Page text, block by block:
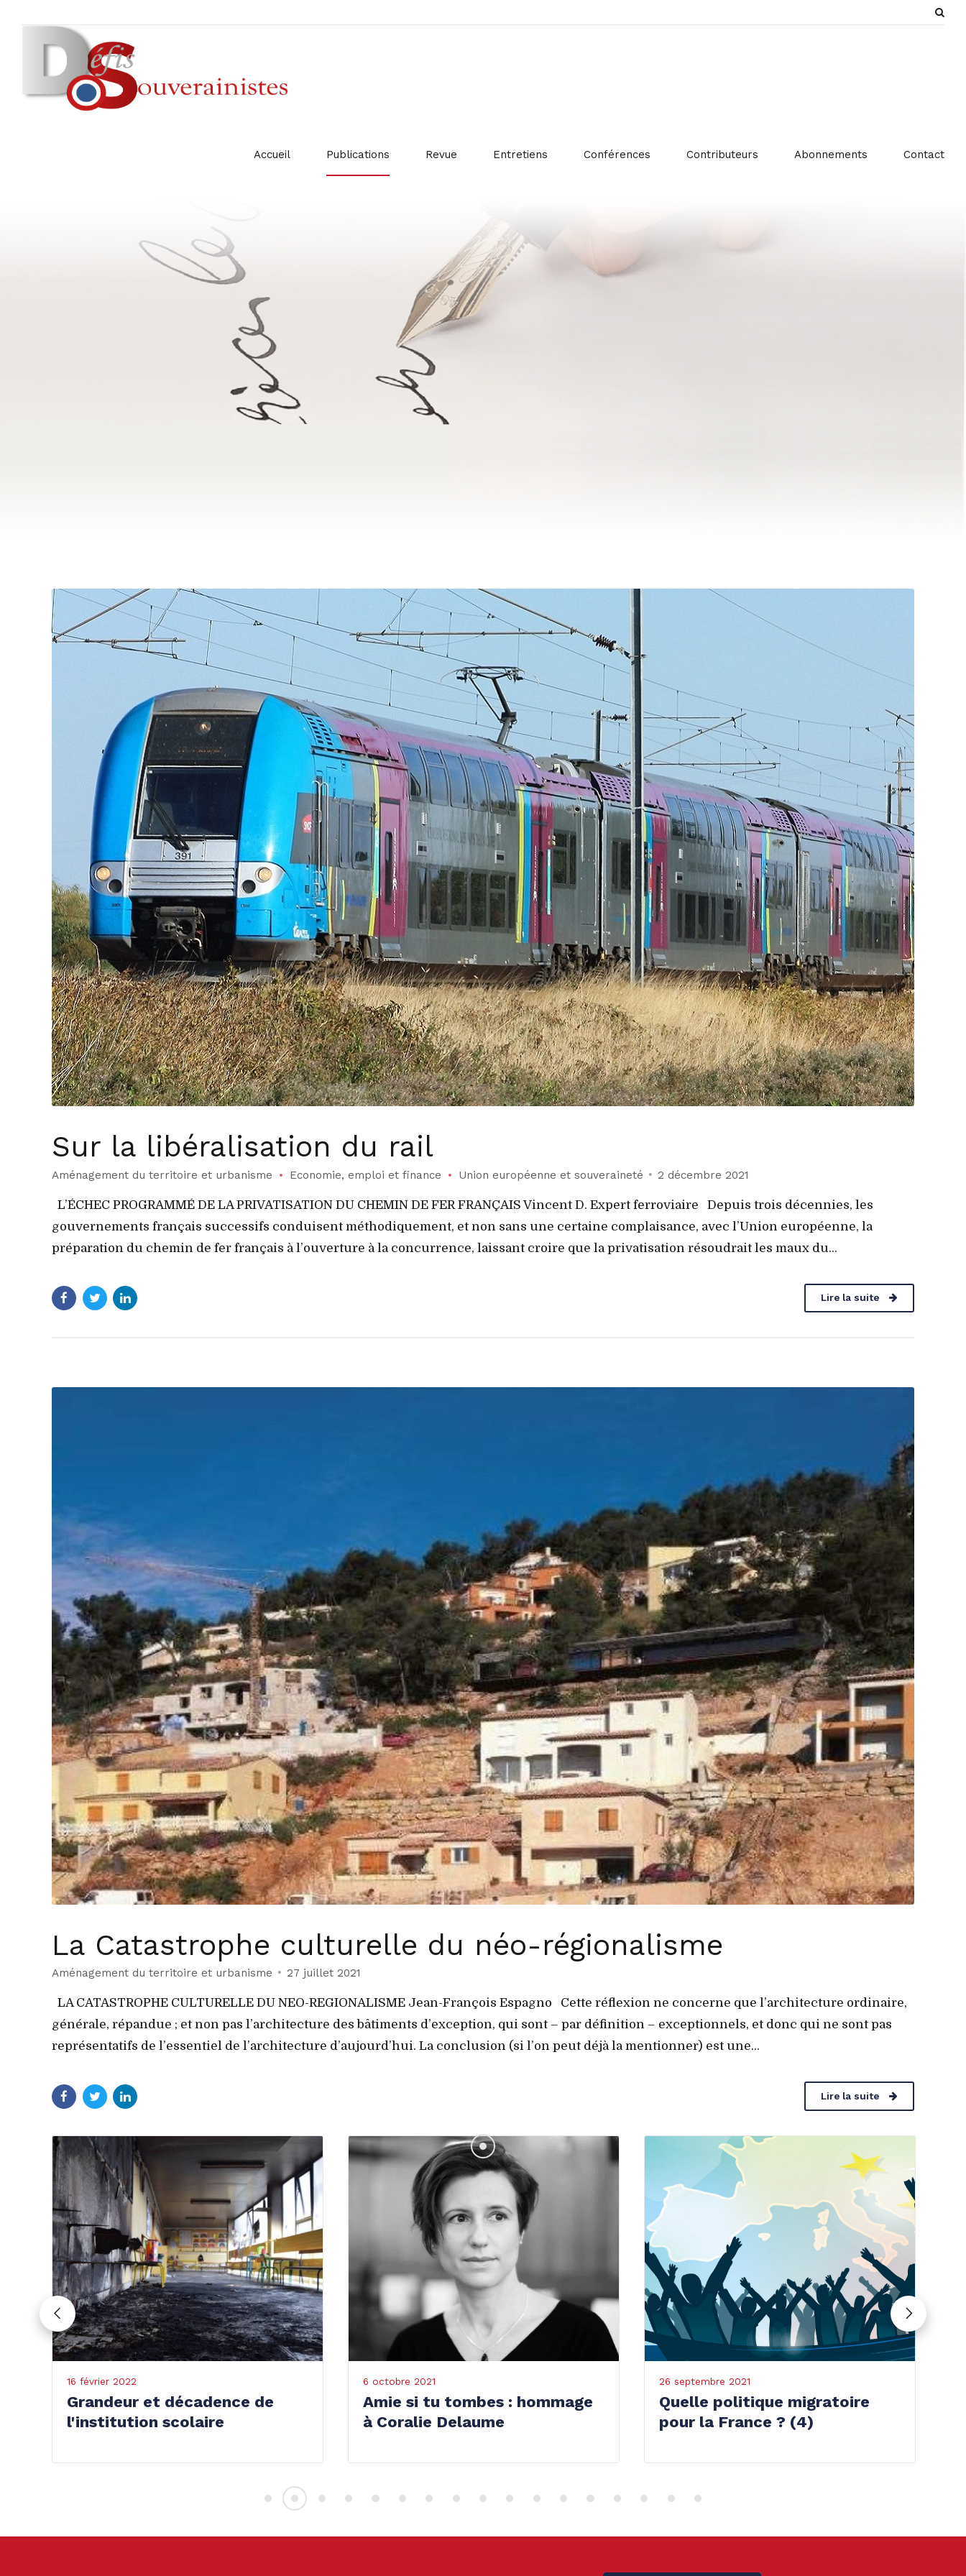
Accueil Publications Revue Entretiens Conférences Contributeurs Abonnements Contact
Sur la libéralisation du rail
Aménagement du territoire et urbanisme Economie, emploi et finance Union européenne et souveraineté 2 décembre 2021
L’ÉCHEC PROGRAMMÉ DE LA PRIVATISATION DU CHEMIN DE FER FRANÇAIS Vincent D. Expert ferroviaire Depuis trois décennies, les
gouvernements français successifs conduisent méthodiquement, et non sans une certaine complaisance, avec l’Union européenne, la
préparation du chemin de fer français à l’ouverture à la concurrence, laissant croire que la privatisation résoudrait les maux du...
Lire la suite
La Catastrophe culturelle du néo-régionalisme
Aménagement du territoire et urbanisme 27 juillet 2021
LA CATASTROPHE CULTURELLE DU NEO-REGIONALISME Jean-François Espagno Cette réflexion ne concerne que l’architecture ordinaire,
générale, répandue ; et non pas l’architecture des bâtiments d’exception, qui sont – par définition – exceptionnels, et donc qui ne sont pas
représentatifs de l’essentiel de l’architecture d’aujourd’hui. La conclusion (si l’on peut déjà la mentionner) est une...
Lire la suite
16 février 2022
Grandeur et décadence de
l'institution scolaire
6 octobre 2021
Amie si tu tombes : hommage
à Coralie Delaume
26 septembre 2021
Quelle politique migratoire
pour la France ? (4)